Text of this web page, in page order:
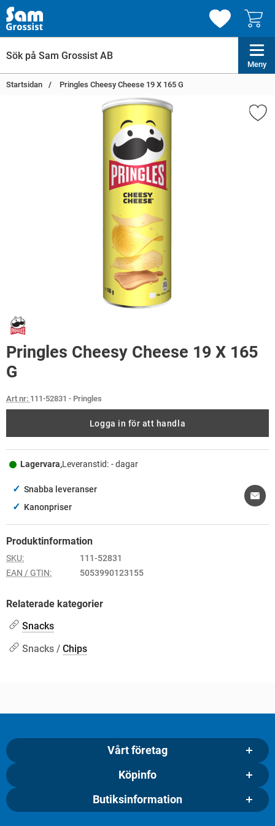
Meny
Startsidan Pringles Cheesy Cheese 19 X 165 G
Pringles Cheesy Cheese 19 X 165
G
Art nr: 111-52831 - Pringles
Logga in för att handla
Lagervara,Leveranstid: - dagar
✓ Snabba leveranser
✓ Kanonpriser
Produktinformation
SKU:
111-52831
EAN / GTIN:
5053990123155
Relaterade kategorier
Snacks
Snacks / Chips
Vårt företag
Köpinfo
Butiksinformation